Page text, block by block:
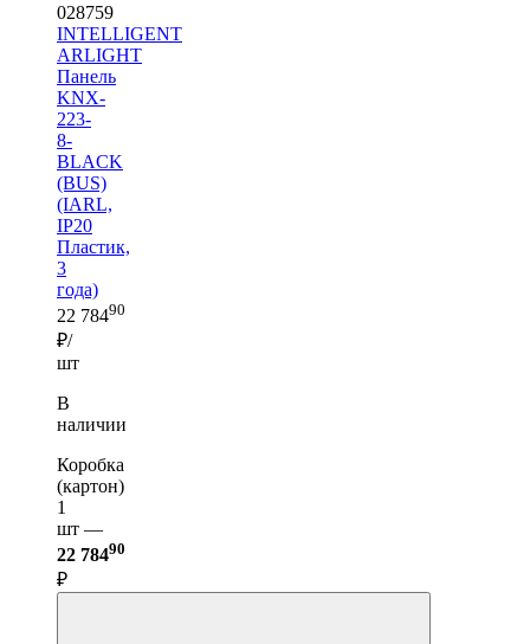
028759
INTELLIGENT
ARLIGHT
Панель
KNX-
223-
8-
BLACK
(BUS)
(IARL,
IP20
Пластик,
3
года)
22 78490
₽/
шт
В
наличии
Коробка
(картон)
1
шт —
22 78490
₽